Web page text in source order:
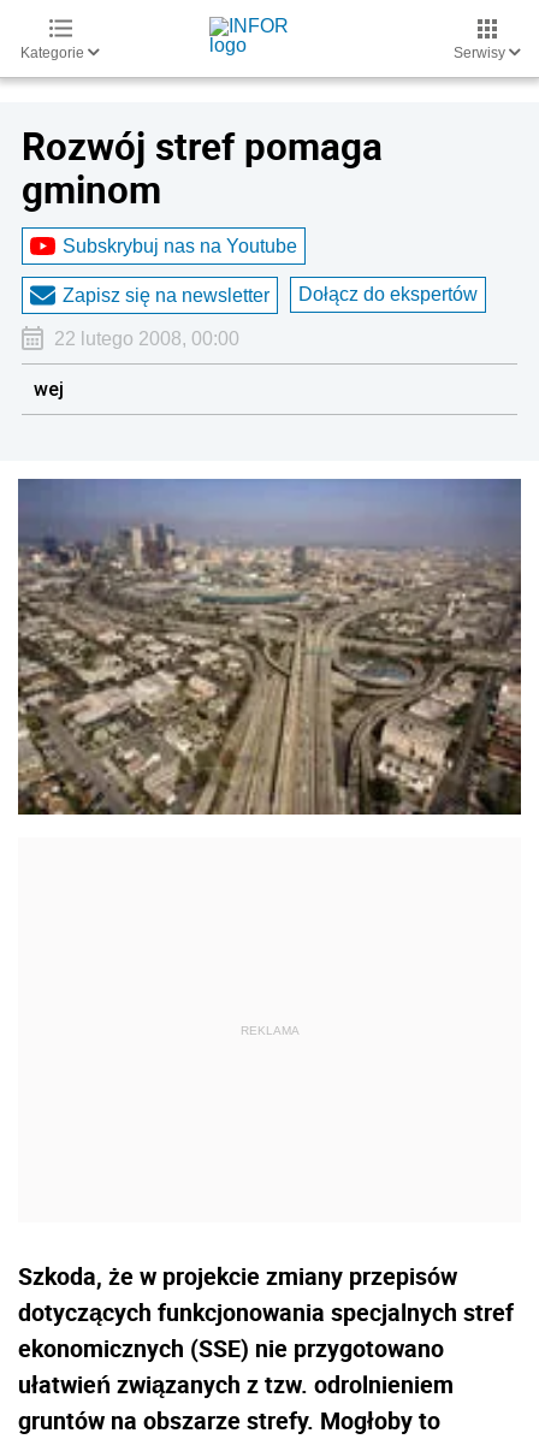
Kategorie Serwisy
Rozwój stref pomaga
gminom
Subskrybuj nas na Youtube
Zapisz się na newsletter Dołącz do ekspertów
22 lutego 2008, 00:00
wej
Szkoda, że w projekcie zmiany przepisów
dotyczących funkcjonowania specjalnych stref
ekonomicznych (SSE) nie przygotowano
ułatwień związanych z tzw. odrolnieniem
gruntów na obszarze strefy. Mogłoby to